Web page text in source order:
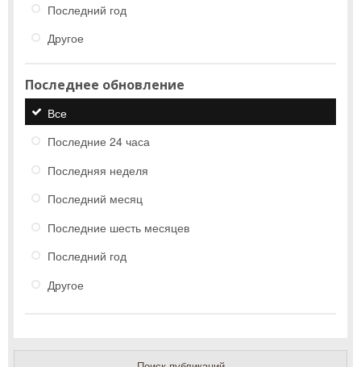
Последний год
Другое
Последнее обновление
Все
Последние 24 часа
Последняя неделя
Последний месяц
Последние шесть месяцев
Последний год
Другое